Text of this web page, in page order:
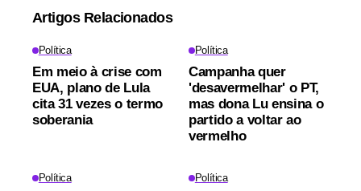
Artigos Relacionados
Política
Em meio à crise com
EUA, plano de Lula
cita 31 vezes o termo
soberania
Política
Campanha quer
'desavermelhar' o PT,
mas dona Lu ensina o
partido a voltar ao
vermelho
Política Política